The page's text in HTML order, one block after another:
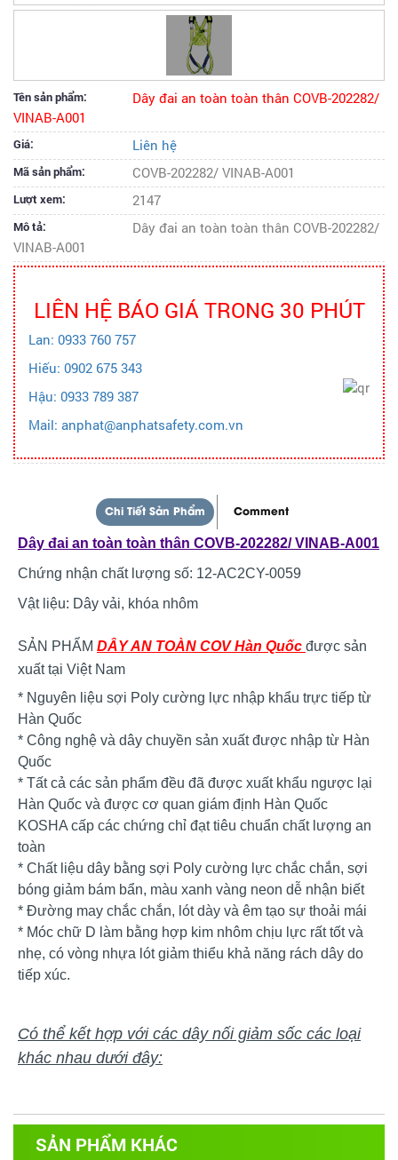
Tên sản phẩm:
Dây đai an toàn toàn thân COVB-202282/
VINAB-A001
Giá: Liên hệ
Mã sản phẩm: COVB-202282/ VINAB-A001
Lượt xem: 2147
Mô tả:
Dây đai an toàn toàn thân COVB-202282/
VINAB-A001
LIÊN HỆ BÁO GIÁ TRONG 30 PHÚT
Lan: 0933 760 757
Hiếu: 0902 675 343
Hậu: 0933 789 387
Mail: anphat@anphatsafety.com.vn
Chi Tiết Sản Phẩm Comment
Dây đai an toàn toàn thân COVB-202282/ VINAB-A001
Chứng nhận chất lượng số: 12-AC2CY-0059
Vật liệu: Dây vải, khóa nhôm
SẢN PHẨM DÂY AN TOÀN COV Hàn Quốc được sản
xuất tại Việt Nam
* Nguyên liệu sợi Poly cường lực nhập khẩu trực tiếp từ
Hàn Quốc
* Công nghệ và dây chuyền sản xuất được nhập từ Hàn
Quốc
* Tất cả các sản phẩm đều đã được xuất khẩu ngược lại
Hàn Quốc và được cơ quan giám định Hàn Quốc
KOSHA cấp các chứng chỉ đạt tiêu chuẩn chất lượng an
toàn
* Chất liệu dây bằng sợi Poly cường lực chắc chắn, sợi
bóng giảm bám bẩn, màu xanh vàng neon dễ nhận biết
* Đường may chắc chắn, lót dày và êm tạo sự thoải mái
* Móc chữ D làm bằng hợp kim nhôm chịu lực rất tốt và
nhẹ, có vòng nhựa lót giảm thiểu khả năng rách dây do
tiếp xúc.
Có thể kết hợp với các dây nối giảm sốc các loại
khác nhau dưới đây:
SẢN PHẨM KHÁC